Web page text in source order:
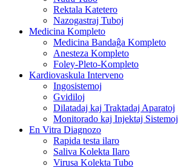
Rektala Katetero
Nazogastraj Tuboj
Medicina Kompleto
Medicina Bandaĝa Kompleto
Anesteza Kompleto
Foley-Pleto-Kompleto
Kardiovaskula Interveno
Ingosistemoj
Gvidiloj
Dilatadaj kaj Traktadaj Aparatoj
Monitorado kaj Injektaj Sistemoj
En Vitra Diagnozo
Rapida testa ilaro
Saliva Kolekta Ilaro
Virusa Kolekta Tubo